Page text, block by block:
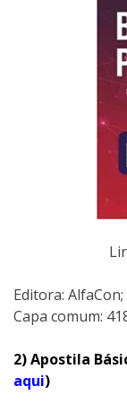
Editora:‎ AlfaCon;
Capa comum:‎
2) Apostila
aqui)